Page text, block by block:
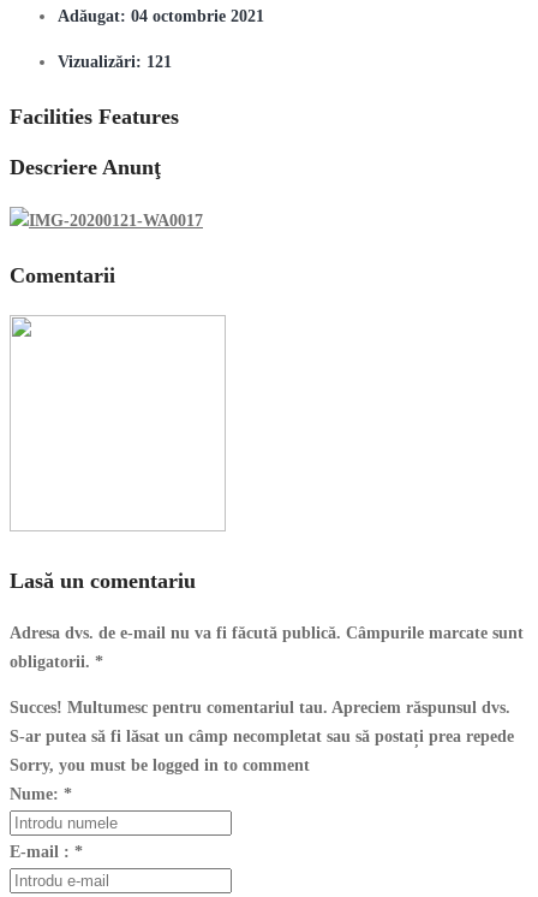
Adăugat: 04 octombrie 2021
Vizualizări: 121
Facilities Features
Descriere Anunţ
Comentarii
Lasă un comentariu
Adresa dvs. de e-mail nu va fi făcută publică. Câmpurile marcate sunt
obligatorii. *
Succes! Multumesc pentru comentariul tau. Apreciem răspunsul dvs.
S-ar putea să fi lăsat un câmp necompletat sau să postați prea repede
Sorry, you must be logged in to comment
Nume: *
E-mail : *